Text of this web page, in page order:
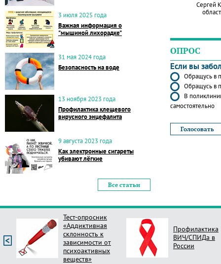
3 июля 2025 года
Важная информация о
"мышиной лихорадке"
31 мая 2024 года
Безопасность на воде
13 ноября 2023 года
Профилактика клещевого
вирусного энцефалита
9 августа 2023 года
Как электронные сигареты
убивают лёгкие
Все статьи
Сергей
ОПРОС
Если вы
Обращусь в
Обращусь в
В
самостоятельно
Тест-опросник
«Аддиктивная
склонность к
зависимости от
психоактивных
веществ»
Профилактика
ВИЧ/СПИДа в
России